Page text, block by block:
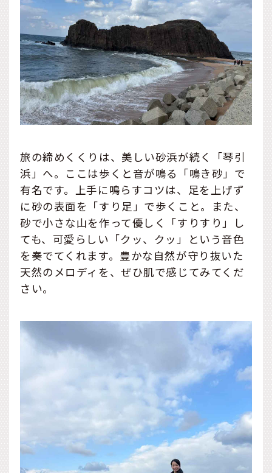
旅の締めくくりは、美しい砂浜が続く「琴引
浜」へ。ここは歩くと音が鳴る「鳴き砂」で
有名です。上手に鳴らすコツは、足を上げず
に砂の表面を「すり足」で歩くこと。また、
砂で小さな山を作って優しく「すりすり」し
ても、可愛らしい「クッ、クッ」という音色
を奏でてくれます。豊かな自然が守り抜いた
天然のメロディを、ぜひ肌で感じてみてくだ
さい。